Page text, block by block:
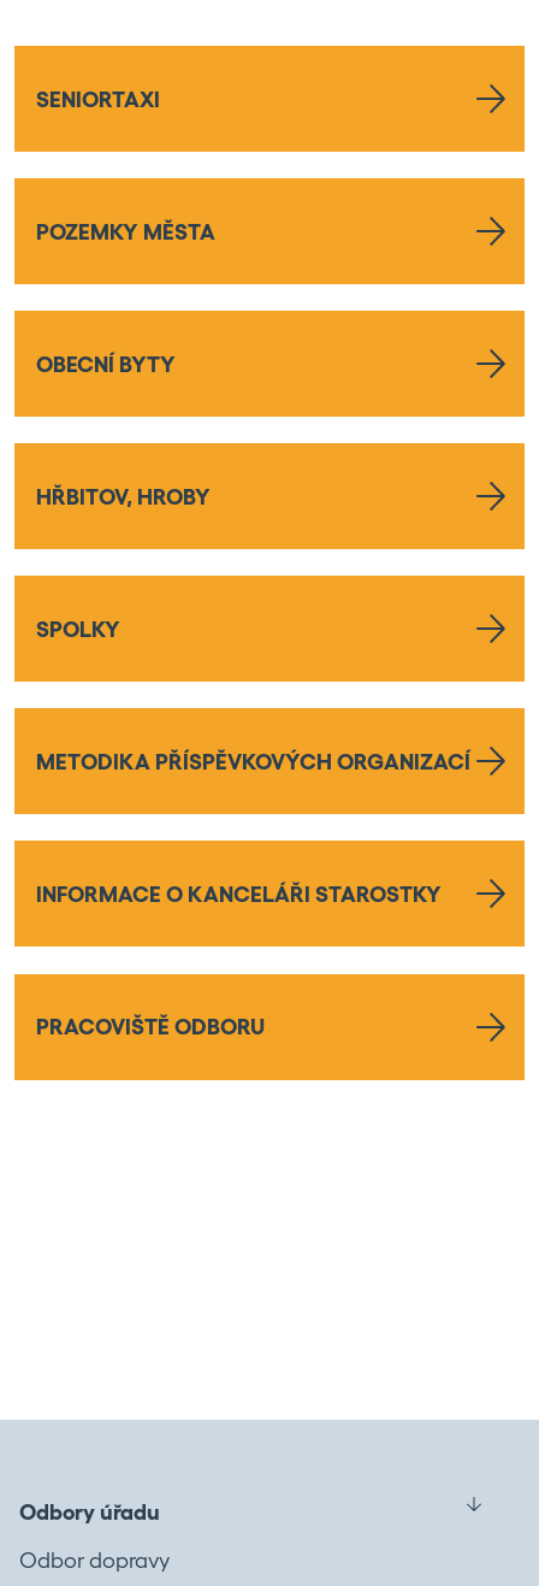
SENIORTAXI
POZEMKY MĚSTA
OBECNÍ BYTY
HŘBITOV, HROBY
SPOLKY
METODIKA PŘÍSPĚVKOVÝCH ORGANIZACÍ
INFORMACE O KANCELÁŘI STAROSTKY
PRACOVIŠTĚ ODBORU
Odbory úřadu
Odbor dopravy